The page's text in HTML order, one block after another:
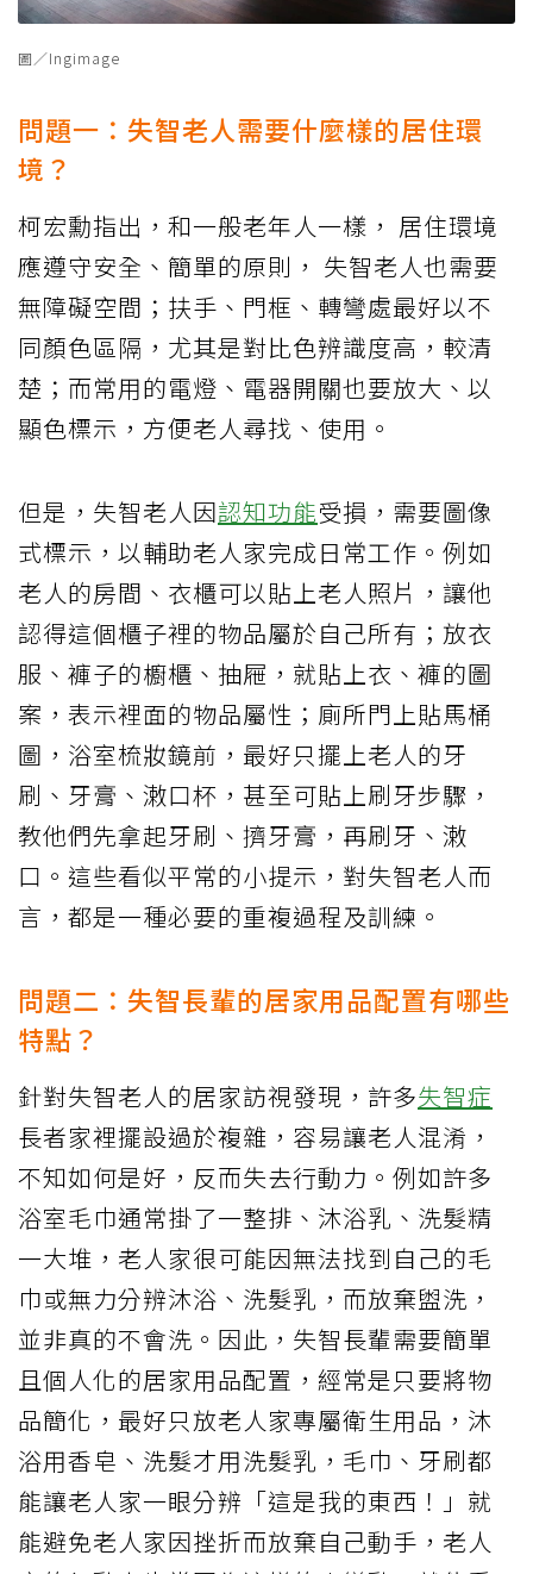
圖／Ingimage
問題一：失智老人需要什麼樣的居住環
境？
柯宏勳指出，和一般老年人一樣， 居住環境
應遵守安全、簡單的原則， 失智老人也需要
無障礙空間；扶手、門框、轉彎處最好以不
同顏色區隔，尤其是對比色辨識度高，較清
楚；而常用的電燈、電器開關也要放大、以
顯色標示，方便老人尋找、使用。
但是，失智老人因認知功能受損，需要圖像
式標示，以輔助老人家完成日常工作。例如
老人的房間、衣櫃可以貼上老人照片，讓他
認得這個櫃子裡的物品屬於自己所有；放衣
服、褲子的櫥櫃、抽屜，就貼上衣、褲的圖
案，表示裡面的物品屬性；廁所門上貼馬桶
圖，浴室梳妝鏡前，最好只擺上老人的牙
刷、牙膏、潄口杯，甚至可貼上刷牙步驟，
教他們先拿起牙刷、擠牙膏，再刷牙、潄
口。這些看似平常的小提示，對失智老人而
言，都是一種必要的重複過程及訓練。
問題二：失智長輩的居家用品配置有哪些
特點？
針對失智老人的居家訪視發現，許多失智症
長者家裡擺設過於複雜，容易讓老人混淆，
不知如何是好，反而失去行動力。例如許多
浴室毛巾通常掛了一整排、沐浴乳、洗髮精
一大堆，老人家很可能因無法找到自己的毛
巾或無力分辨沐浴、洗髮乳，而放棄盥洗，
並非真的不會洗。因此，失智長輩需要簡單
且個人化的居家用品配置，經常是只要將物
品簡化，最好只放老人家專屬衛生用品，沐
浴用香皂、洗髮才用洗髮乳，毛巾、牙刷都
能讓老人家一眼分辨「這是我的東西！」就
能避免老人家因挫折而放棄自己動手，老人